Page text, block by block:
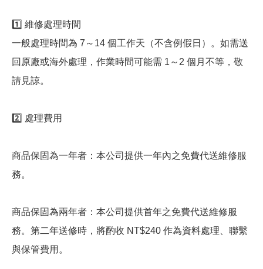
1️⃣ 維修處理時間
一般處理時間為 7～14 個工作天（不含例假日）。如需送
回原廠或海外處理，作業時間可能需 1～2 個月不等，敬
請見諒。
2️⃣ 處理費用
商品保固為一年者：本公司提供一年內之免費代送維修服
務。
商品保固為兩年者：本公司提供首年之免費代送維修服
務。第二年送修時，將酌收 NT$240 作為資料處理、聯繫
與保管費用。